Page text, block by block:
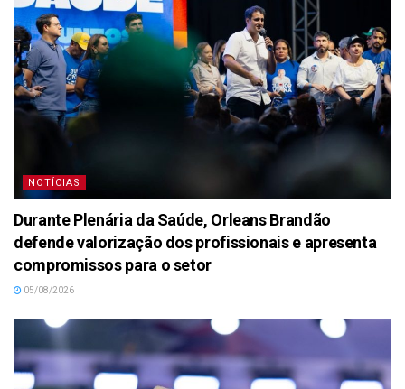
NOTÍCIAS
Durante Plenária da Saúde, Orleans Brandão
defende valorização dos profissionais e apresenta
compromissos para o setor
05/08/2026